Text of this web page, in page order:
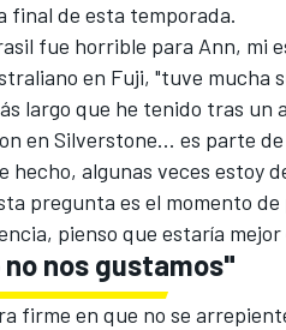
final de esta temporada.
fue horrible para Ann, mi
en Fuji, "tuve mucha
largo que he tenido tras un
en Silverstone... es parte
hecho, algunas veces estoy
pregunta es el momento
pienso que estaría
no nos gustamos"
firme en que no se